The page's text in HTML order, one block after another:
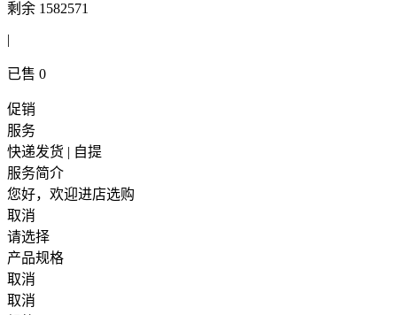
剩余 1582571
|
已售 0
促销
服务
快递发货 | 自提
服务简介
您好，欢迎进店选购
取消
请选择
产品规格
取消
取消